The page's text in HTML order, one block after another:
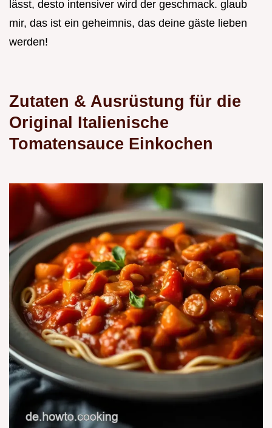
lässt, desto intensiver wird der geschmack. glaub
mir, das ist ein geheimnis, das deine gäste lieben
werden!
Zutaten & Ausrüstung für die
Original Italienische
Tomatensauce Einkochen